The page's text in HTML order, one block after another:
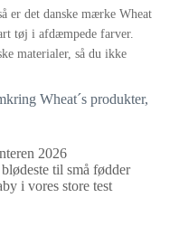
er det danske mærke Wheat
tøj i afdæmpede farver.
materialer, så du ikke
Wheat´s produkter,
2026
til små fødder
i vores store test